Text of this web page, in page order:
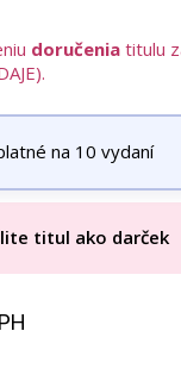
doručeniatitulu
na 10 vydaní
titul ako darček